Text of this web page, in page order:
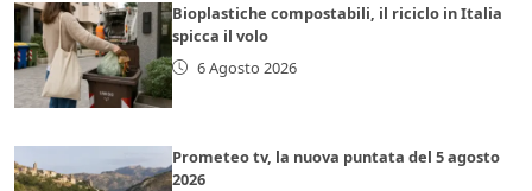
Bioplastiche compostabili, il riciclo in Italia
spicca il volo
6 Agosto 2026
Prometeo tv, la nuova puntata del 5 agosto
2026